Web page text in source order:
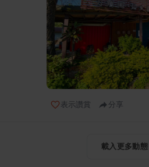
表示讚賞 分享
載入更多動態